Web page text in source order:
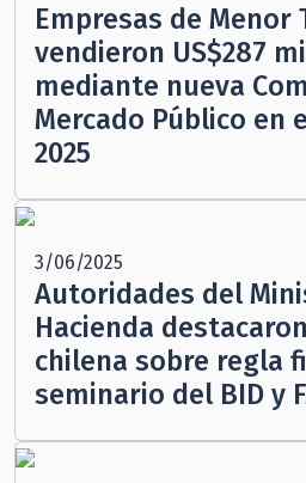
Empresas de Menor
vendieron US$287
mediante nueva
Mercado Público en
2025
3/06/2025
Autoridades del
Hacienda
chilena sobre regla
seminario del BID y